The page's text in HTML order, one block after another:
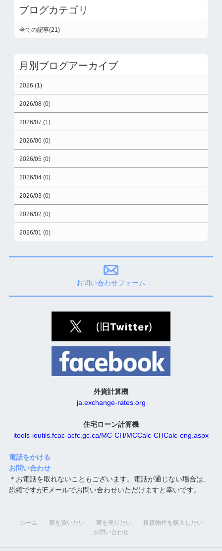
ブログカテゴリ
全ての記事(21)
月別ブログアーカイブ
2026 (1)
2026/08 (0)
2026/07 (1)
2026/06 (0)
2026/05 (0)
2026/04 (0)
2026/03 (0)
2026/02 (0)
2026/01 (0)
お問い合わせフォーム
外貨計算機
ja.exchange-rates.org
住宅ローン計算機
itools-ioutils.fcac-acfc.gc.ca/MC-CH/MCCalc-CHCalc-eng.aspx
電話をかける
お問い合わせ
＊お電話を取れないこともございます。電話が通じない場合は、
恐縮ですがEメールでお問い合わせいただけますと幸いです。
ホーム 家を買いたい 家を売りたい
投資物件を購入したい
お問い合わせ